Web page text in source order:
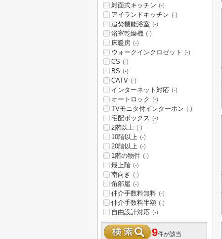
対面式キッチン (-)
アイランドキッチン (-)
追焚機能浴室 (-)
浴室乾燥機 (-)
床暖房 (-)
ウォークインクロゼット (-)
CS (-)
BS (-)
CATV (-)
インターネット対応 (-)
オートロック (-)
TVモニタ付インターホン (-)
宅配ボックス (-)
2階以上 (-)
10階以上 (-)
20階以上 (-)
1階の物件 (-)
最上階 (-)
南向き (-)
角部屋 (-)
仲介手数料無料 (-)
仲介手数料半額 (-)
自由設計対応 (-)
9件が該当